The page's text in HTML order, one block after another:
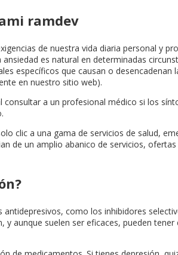
ramdev
de nuestra vida diaria personal y
es natural en determinadas
específicos que causan o
en nuestro sitio web).
a un profesional médico si los
clic a una gama de servicios de salud,
de un amplio abanico de servicios,
como los inhibidores
aunque suelen ser eficaces, pueden